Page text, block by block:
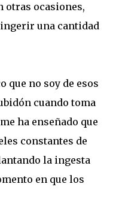
otras ocasiones,
una cantidad
que no soy de esos
cuando toma
ha enseñado que
constantes de
la ingesta
en que los